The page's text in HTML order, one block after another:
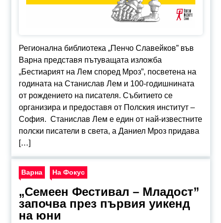
Регионална библиотека „Пенчо Славейков” във
Варна представя пътуващата изложба
„Бестиарият на Лем според Мроз”, посветена на
годината на Станислав Лем и 100-годишнината
от рождението на писателя. Събитието се
организира и предоставя от Полския институт –
София. Станислав Лем е един от най-известните
полски писатели в света, а Даниел Мроз придава
[…]
Варна На Фокус
„Семеен Фестивал – Младост”
започва през първия уикенд
на юни